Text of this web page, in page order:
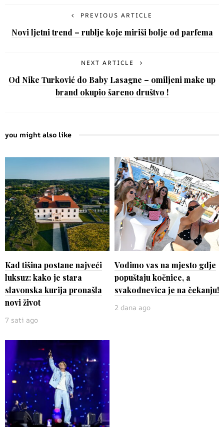
PREVIOUS ARTICLE
Novi ljetni trend – rublje koje miriši bolje od parfema
NEXT ARTICLE
Od Nike Turković do Baby Lasagne – omiljeni make up
brand okupio šareno društvo !
you might also like
Kad tišina postane najveći
luksuz: kako je stara
slavonska kurija pronašla
novi život
7 sati ago
Vodimo vas na mjesto gdje
popuštaju kočnice, a
svakodnevica je na čekanju!
2 dana ago